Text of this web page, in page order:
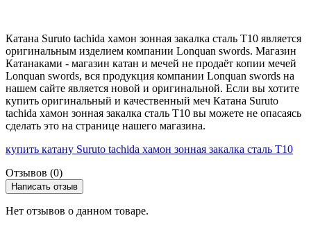
Катана Suruto tachida хамон зонная закалка сталь Т10 является
оригинальным изделием компании Lonquan swords. Магазин
Катанаками - магазин катан и мечей не продаёт копии мечей
Lonquan swords, вся продукция компании Lonquan swords на
нашем сайте является новой и оригинальной. Если вы хотите
купить оригинальный и качественный меч Катана Suruto
tachida хамон зонная закалка сталь Т10 вы можете не опасаясь
сделать это на странице нашего магазина.
купить катану Suruto tachida хамон зонная закалка сталь Т10
Отзывов (0)
Написать отзыв
Нет отзывов о данном товаре.